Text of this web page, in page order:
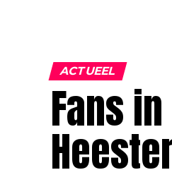
ACTUEEL
Fans